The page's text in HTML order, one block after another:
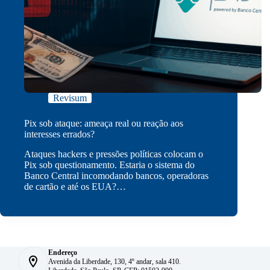
Revisum
Pix sob ataque: ameaça real ou reação aos
interesses errados?
Ataques hackers e pressões políticas colocam o
Pix sob questionamento. Estaria o sistema do
Banco Central incomodando bancos, operadoras
de cartão e até os EUA?…
Endereço
Avenida da Liberdade, 130, 4º andar, sala 410.